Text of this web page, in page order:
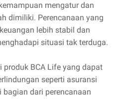
mengatur dan
dimiliki. Perencanaan yang
lebih stabil dan
situasi tak terduga.
BCA Life yang dapat
seperti asuransi
dari perencanaan